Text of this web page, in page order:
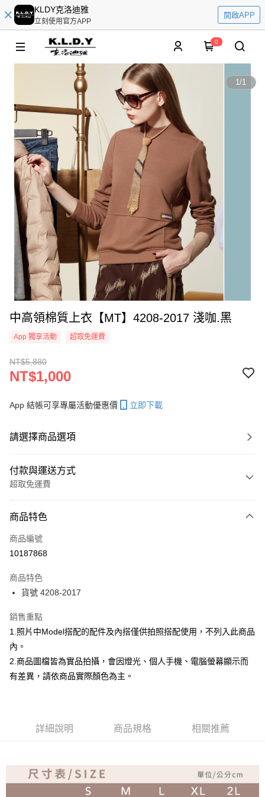
KLDY克洛迪雅
立刻使用官方APP
開啟APP
0
1/1
中高領棉質上衣【MT】4208-2017 淺咖.黑
App 獨享活動 超取免運費
NT$5,880
NT$1,000
App 結帳可享專屬活動優惠價 立即下載
請選擇商品選項
付款與運送方式
超取免運費
信用卡一次付款
超商取貨付款
ATM付款
運送方式
全家取貨付款
付款後全家取貨
免運費
商品特色
商品編號
10187868
商品特色
貨號 4208-2017
銷售重點
1.照片中Model搭配的配件及內搭僅供拍照搭配使用，不列入此商品
內。
2.商品圖檔皆為實品拍攝，會因燈光、個人手機、電腦螢幕顯示而
有差異，請依商品實際顏色為主。
詳細說明 商品規格 相關推薦